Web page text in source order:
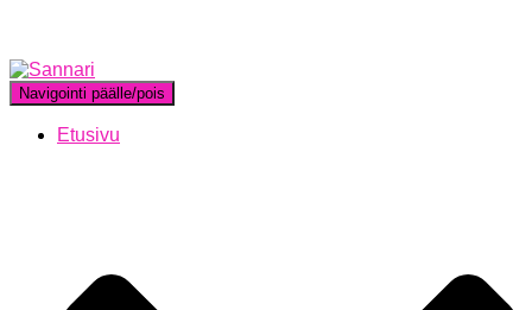
Navigointi päälle/pois
Etusivu